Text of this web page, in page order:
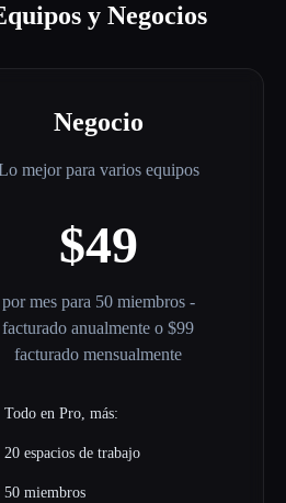
y Negocios
Negocio
mejor para varios equipos
$49
por mes para 50 miembros -
facturado anualmente o $99
facturado mensualmente
Todo en Pro, más:
20 espacios de trabajo
50 miembros